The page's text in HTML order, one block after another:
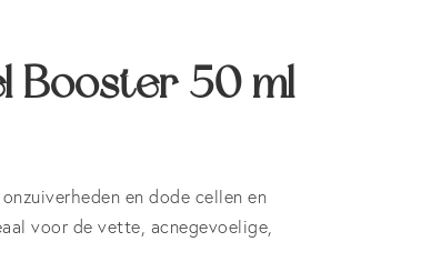
Booster 50 ml
en dode cellen en
voor de vette, acnegevoelige,